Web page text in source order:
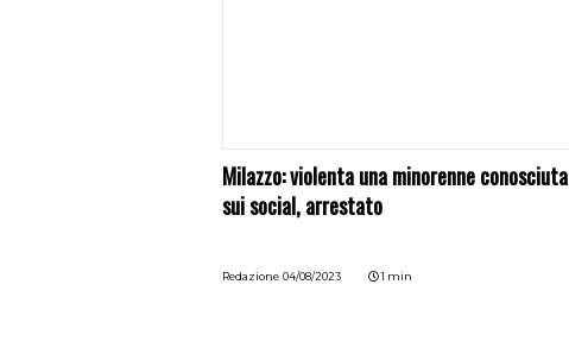
Milazzo: violenta una minorenne conosciuta
sui social, arrestato
Redazione 04/08/2023 1 min